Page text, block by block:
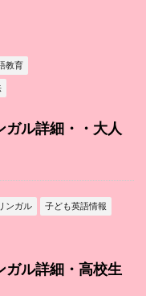
教育
ガル詳細・・大人
ンガル 子ども英語情報
ガル詳細・高校生